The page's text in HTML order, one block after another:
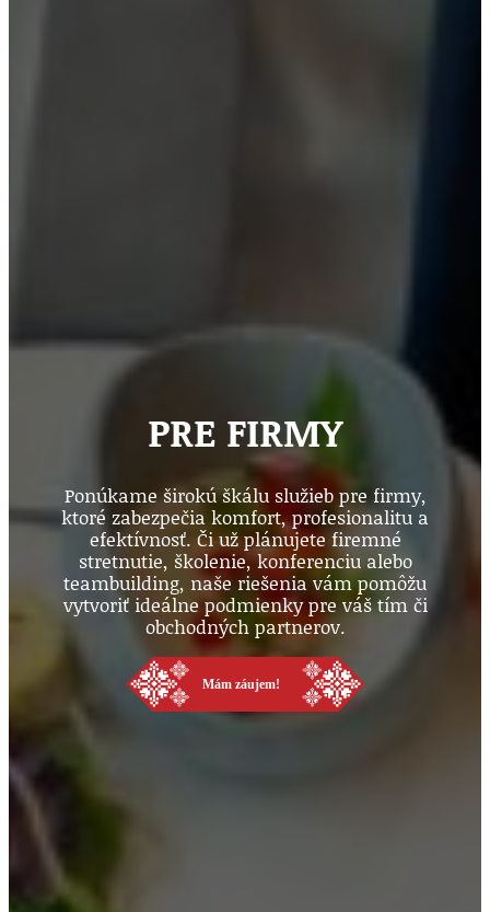
PRE FIRMY
Ponúkame širokú škálu služieb pre firmy,
ktoré zabezpečia komfort, profesionalitu a
efektívnosť. Či už plánujete firemné
stretnutie, školenie, konferenciu alebo
teambuilding, naše riešenia vám pomôžu
vytvoriť ideálne podmienky pre váš tím či
obchodných partnerov.